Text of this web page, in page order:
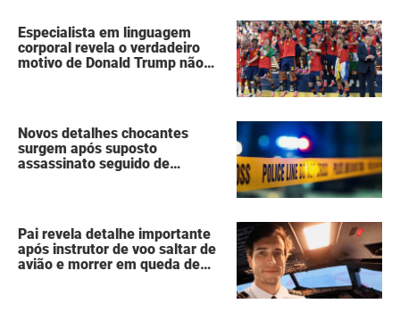
Especialista em linguagem
corporal revela o verdadeiro
motivo de Donald Trump não
Novos detalhes chocantes
surgem após suposto
assassinato seguido de
Pai revela detalhe importante
após instrutor de voo saltar de
avião e morrer em queda de